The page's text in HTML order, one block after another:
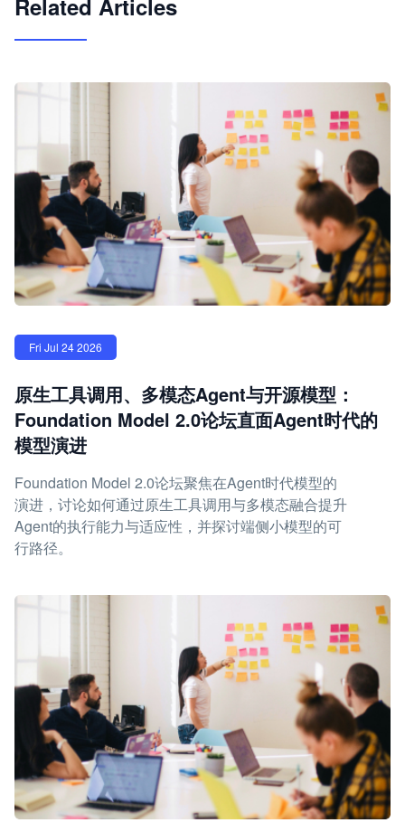
Related Articles
Fri Jul 24 2026
原生工具调用、多模态Agent与开源模型：
Foundation Model 2.0论坛直面Agent时代的
模型演进
Foundation Model 2.0论坛聚焦在Agent时代模型的
演进，讨论如何通过原生工具调用与多模态融合提升
Agent的执行能力与适应性，并探讨端侧小模型的可
行路径。